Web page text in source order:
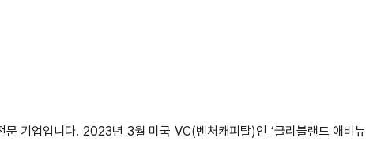
기업입니다. 2023년 3월 미국 VC(벤처캐피탈)인 ‘클리블랜드 애비뉴